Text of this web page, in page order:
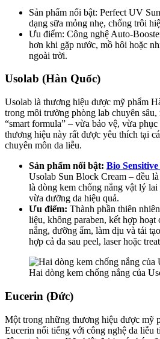
Sản phẩm nổi bật: Perfect UV
dạng sữa mỏng nhẹ, chống trôi
Ưu điểm: Công nghệ Auto-
hơn khi gặp nước, mồ hôi hoặc
ngoài trời.
Usolab (Hàn Quốc)
Usolab là thương hiệu dược mỹ phẩm
trong môi trường phòng lab chuyên sâu,
“smart formula” – vừa bảo vệ, vừa
thương hiệu này rất được yêu thích tại
chuyên môn da liễu.
Sản phẩm nổi bật: Bio
Usolab Sun Block Cream – đều
là dòng kem chống nắng vật lý
vừa dưỡng da hiệu quả.
Ưu điểm: Thành phần thiên
liệu, không paraben, kết hợp
nắng, dưỡng ẩm, làm dịu và tái
hợp cả da sau peel, laser hoặc
Hai dòng kem chống nắng của
Eucerin (Đức)
Một trong những thương hiệu dược mỹ
Eucerin nổi tiếng với công nghệ da liễu